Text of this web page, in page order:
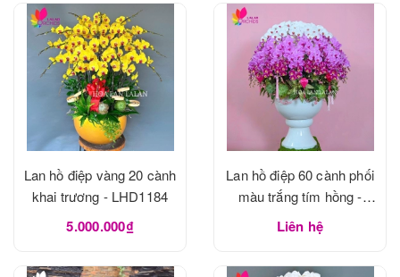
Lan hồ điệp vàng 20 cành
khai trương - LHD1184
5.000.000₫
Lan hồ điệp 60 cành phối
màu trắng tím hồng -
LHD1183
Liên hệ